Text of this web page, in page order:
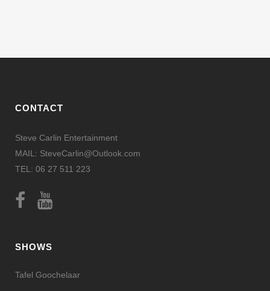
CONTACT
Steve Carlin Entertainment
MAIL: SteveCarlin@Outlook.com
TEL: 06 27 511 223
SHOWS
Tafel Goochelaar